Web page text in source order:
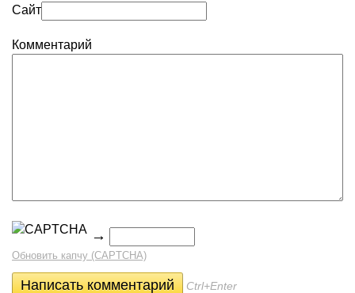
Сайт
Комментарий
→
Обновить капчу (CAPTCHA)
Ctrl+Enter